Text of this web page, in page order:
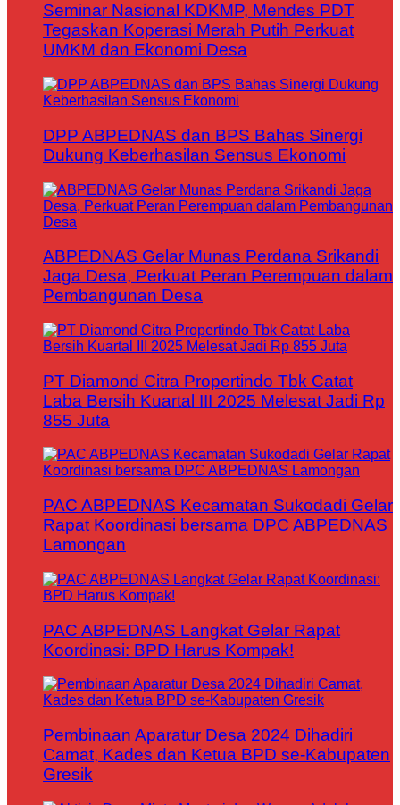
Seminar Nasional KDKMP, Mendes PDT
Tegaskan Koperasi Merah Putih Perkuat
UMKM dan Ekonomi Desa
DPP ABPEDNAS dan BPS Bahas Sinergi
Dukung Keberhasilan Sensus Ekonomi
ABPEDNAS Gelar Munas Perdana Srikandi
Jaga Desa, Perkuat Peran Perempuan dalam
Pembangunan Desa
PT Diamond Citra Propertindo Tbk Catat
Laba Bersih Kuartal III 2025 Melesat Jadi Rp
855 Juta
PAC ABPEDNAS Kecamatan Sukodadi Gelar
Rapat Koordinasi bersama DPC ABPEDNAS
Lamongan
PAC ABPEDNAS Langkat Gelar Rapat
Koordinasi: BPD Harus Kompak!
Pembinaan Aparatur Desa 2024 Dihadiri
Camat, Kades dan Ketua BPD se-Kabupaten
Gresik